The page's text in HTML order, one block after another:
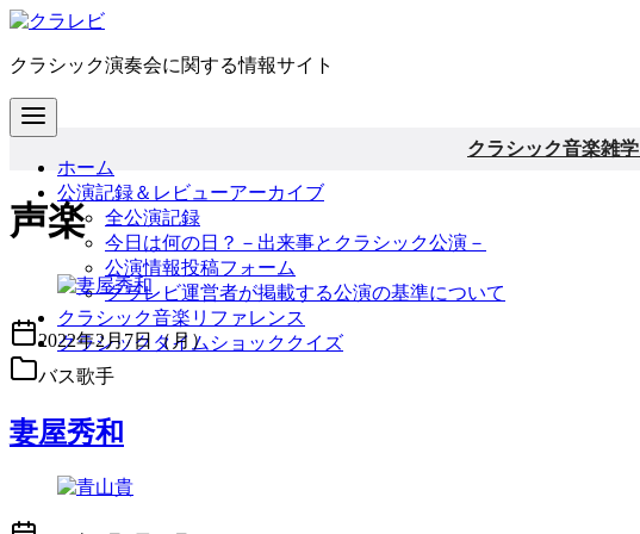
コ
テ
ン
ツ
クラシック演奏会に関する情報サイト
ホーム
公演記録＆レビューアーカイブ
全公演記録
今日は何の日？－出来事とクラシック公演－
公演情報投稿フォーム
クラレビ運営者が掲載する公演の基準について
クラシック音楽リファレンス
クラシックタイムショッククイズ
クラシック音楽雑
声楽
2022年2月7日（月）
バス歌手
妻屋秀和